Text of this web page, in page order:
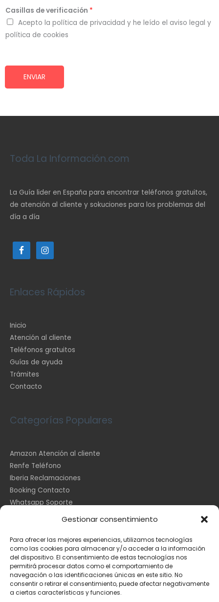
Gestionar consentimiento
Para ofrecer las mejores experiencias, utilizamos tecnologías
como las cookies para almacenar y/o acceder a la información
del dispositivo. El consentimiento de estas tecnologías nos
permitirá procesar datos como el comportamiento de
navegación o las identificaciones únicas en este sitio. No
consentir o retirar el consentimiento, puede afectar negativamente
a ciertas características y funciones.
e
*
Casillas de verificación *
Acepto la política de privacidad y he leído el aviso legal y
política de cookies
ENVIAR
Toda La Información.com
La Guía lider en España para encontrar teléfonos gratuitos,
de atención al cliente y sokuciones para los problemas del
día a día
Enlaces Rápidos
Inicio
Atención al cliente
Teléfonos gratuitos
Guías de ayuda
Trámites
Contacto
Categorías Populares
Amazon Atención al cliente
Renfe Teléfono
Iberia Reclamaciones
Booking Contacto
Whatsapp Soporte
Información Legal
Aviso Legal